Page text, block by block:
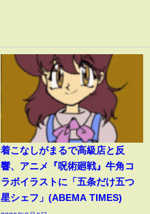
着こなしがまるで高級店と反
響、アニメ『呪術廻戦』牛角コ
ラボイラストに「五条だけ五つ
星シェフ」(ABEMA TIMES)